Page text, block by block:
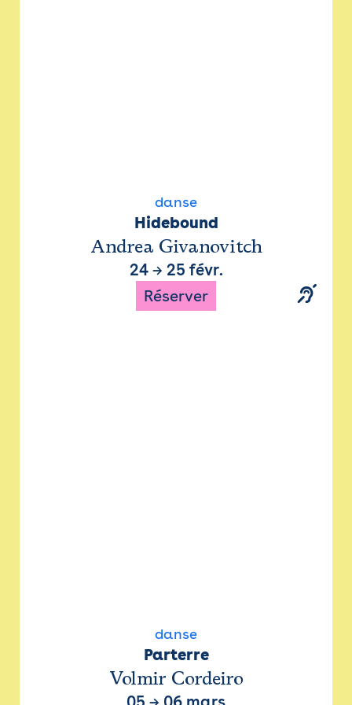
danse
Hidebound
Andrea Givanovitch
24→ 25 févr.
Réserver
danse
Parterre
Volmir Cordeiro